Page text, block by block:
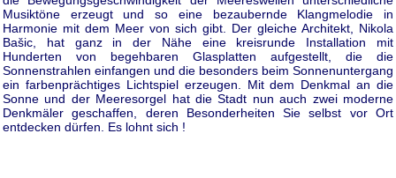
Musiktöne erzeugt und so eine bezaubernde Klangmelodie in
Harmonie mit dem Meer von sich gibt. Der gleiche Architekt, Nikola
Bašic, hat ganz in der Nähe eine kreisrunde Installation mit
Hunderten von begehbaren Glasplatten aufgestellt, die die
Sonnenstrahlen einfangen und die besonders beim Sonnenuntergang
ein farbenprächtiges Lichtspiel erzeugen. Mit dem Denkmal an die
Sonne und der Meeresorgel hat die Stadt nun auch zwei moderne
Denkmäler geschaffen, deren Besonderheiten Sie selbst vor Ort
entdecken dürfen. Es lohnt sich !